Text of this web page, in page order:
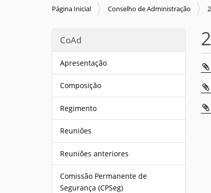
V
e
t
Página Inicial Conselho de Administração
CoAd
Apresentação
Composição
Regimento
Reuniões
Reuniões anteriores
Comissão Permanente de
Segurança (CPSeg)